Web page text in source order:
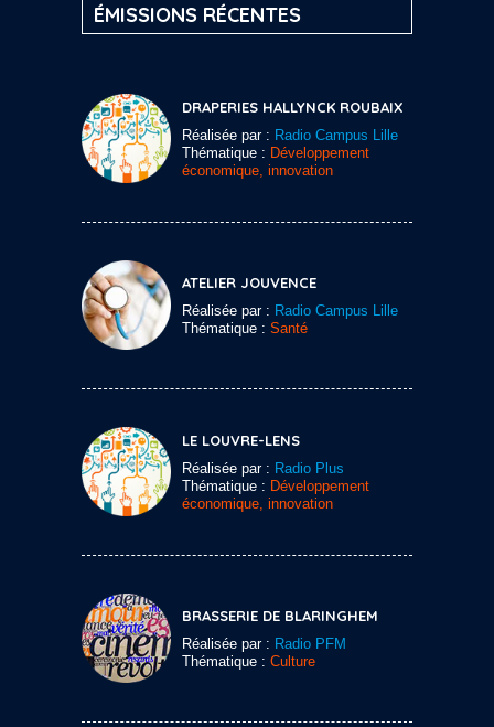
ÉMISSIONS RÉCENTES
DRAPERIES HALLYNCK ROUBAIX
Réalisée par : Radio Campus Lille
Thématique : Développement
économique, innovation
ATELIER JOUVENCE
Réalisée par : Radio Campus Lille
Thématique : Santé
LE LOUVRE-LENS
Réalisée par : Radio Plus
Thématique : Développement
économique, innovation
BRASSERIE DE BLARINGHEM
Réalisée par : Radio PFM
Thématique : Culture